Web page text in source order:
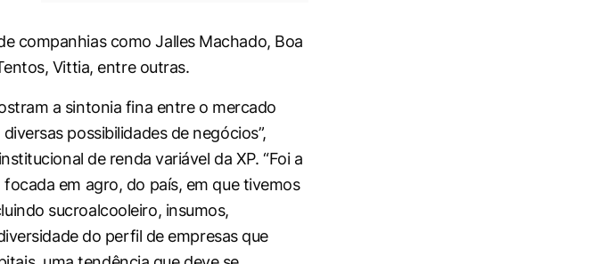
companhias como Jalles Machado, Boa
Vittia, entre outras.
a sintonia fina entre o mercado
possibilidades de negócios”,
de renda variável da XP. “Foi a
em agro, do país, em que tivemos
sucroalcooleiro, insumos,
do perfil de empresas que